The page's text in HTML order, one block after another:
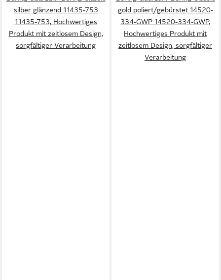
silber glänzend 11435-753
11435-753, Hochwertiges
Produkt mit zeitlosem Design,
sorgfältiger Verarbeitung
gold poliert/gebürstet 14520-
334-GWP 14520-334-GWP,
Hochwertiges Produkt mit
zeitlosem Design, sorgfältiger
Verarbeitung